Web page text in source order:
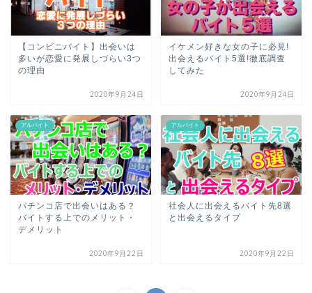
【コンビニバイト】出会いは
多いが恋愛に発展しづらい3つ
の理由
2020年9月24日
イケメン好きな女の子に必見!
出会えるバイト5選!徹底調査
してみた
2020年9月24日
アルバイト
パチンコ店で出会いはある？
バイトする上でのメリット・
デメリット
2020年9月22日
アルバイト
社会人に出会えるバイト先8選
と出会えるタイプ
2020年9月22日